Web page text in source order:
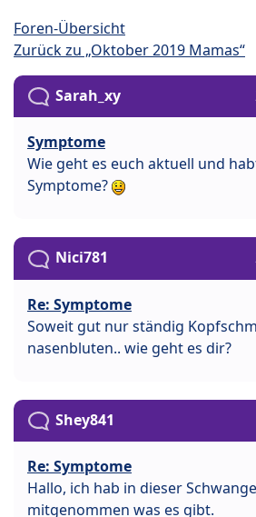
Foren-Übersicht
Zurück zu „Oktober 2019 Mamas“
Sarah_xy
Symptome
Wie geht es euch aktuell und
Symptome?
Nici781
Re: Symptome
Soweit gut nur ständig
nasenbluten.. wie geht es dir?
Shey841
Re: Symptome
Hallo, ich hab in dieser
mitgenommen was es gibt.